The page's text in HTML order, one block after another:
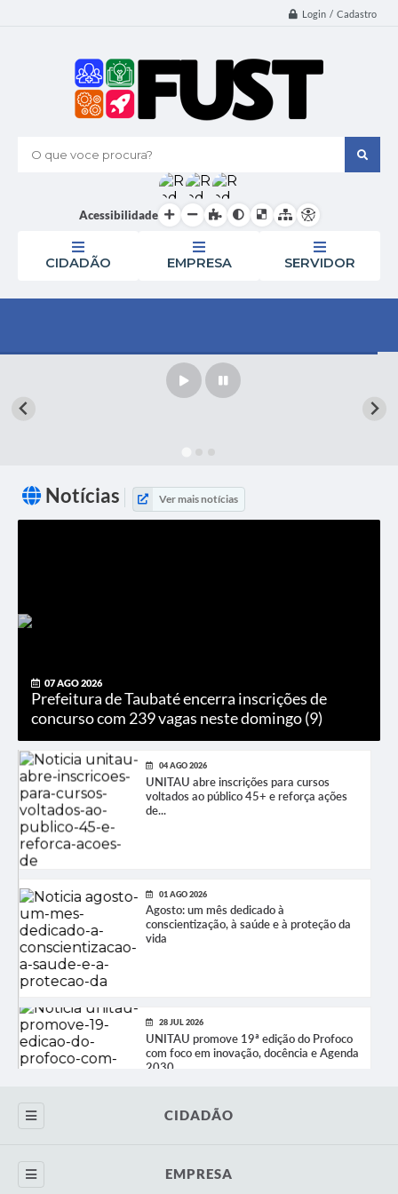
Login / Cadastro
O que voce procura?
Acessibilidade
CIDADÃO EMPRESA SERVIDOR
Notícias Ver mais notícias
07 AGO 2026
Prefeitura de Taubaté encerra inscrições de
concurso com 239 vagas neste domingo (9)
04 AGO 2026
UNITAU abre inscrições para cursos
voltados ao público 45+ e reforça ações
de...
01 AGO 2026
Agosto: um mês dedicado à
conscientização, à saúde e à proteção da
vida
28 JUL 2026
UNITAU promove 19ª edição do Profoco
com foco em inovação, docência e Agenda
2030
Treinão gratuito da Taubaté Marathon
2026 acontece neste sábado no Parque do
CIDADÃO
Carta de Serviços
EMPRESA